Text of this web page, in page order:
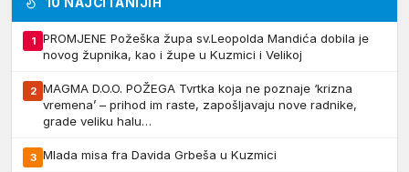
1
PROMJENE Požeška župa sv.Leopolda Mandića dobila je
novog župnika, kao i župe u Kuzmici i Velikoj
2 MAGMA D.O.O. POŽEGA Tvrtka koja ne poznaje ‘krizna
vremena’ – prihod im raste, zapošljavaju nove radnike,
grade veliku halu…
3 Mlada misa fra Davida Grbeša u Kuzmici